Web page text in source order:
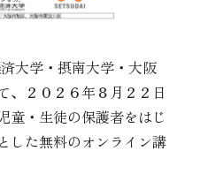
大学・摂南大学・大阪
、２０２６年８月２２日
童・生徒の保護者をはじ
した無料のオンライン講